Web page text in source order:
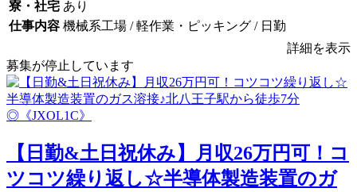
寮・社宅 あり
仕事内容 機械系工場 / 軽作業・ピッキング / 日勤
詳細を表示
募集が停止しています
【日勤&土日祝休み】月収26万円可！コ
ツコツ繰り返し☆半導体製造装置のガ